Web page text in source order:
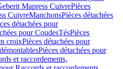
Mapress CuivrePièces
CuivreManchonsPièces détachées
détachées pour
pour CoudesTésPièces
croixPièces détachées pour
Pièces détachées pour
et raccordements,